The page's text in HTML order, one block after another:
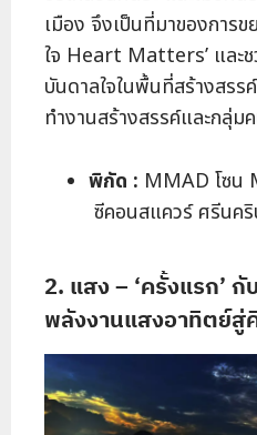
เมือง จึงเป็นที่มาของการ
ใจ Heart Matters’ และ
บันดาลใจในพื้นที่สร้างสร
ทำงานสร้างสรรค์และกลุ่ม
พิกัด : MMAD โซน
ซีคอนสแควร์ ศรีนค
2. แสง – ‘ครั้งแรก’
พลังงานแสงอาทิตย์สู่